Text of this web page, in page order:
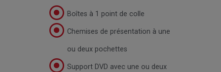
Boîtes à 1 point de colle
Chemises de présentation à une
ou deux pochettes
Support DVD avec une ou deux